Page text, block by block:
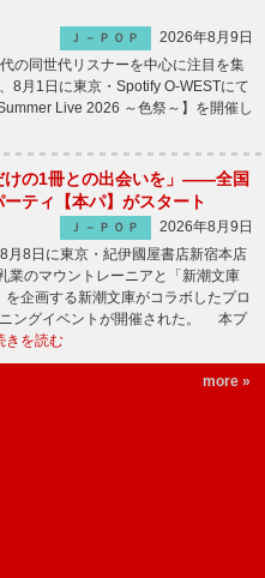
Ｊ－ＰＯＰ
2026年8月9日
の同世代リスナーを中心に注目を集
8月1日に東京・Spotify O-WESTにて
Live 2026 ～色祭～】を開催し
けの1冊との出会いを」――全国
ティ【本パ】がスタート
Ｊ－ＰＯＰ
2026年8月9日
8日に東京・紀伊國屋書店新宿本店
業のマウントレーニアと「新潮文庫
を企画する新潮文庫がコラボしたプロ
ングイベントが開催された。 本プ
きを読む
more »